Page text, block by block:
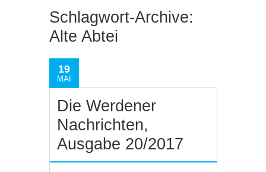
Schlagwort-Archive:
Alte Abtei
19
MAI
Die Werdener
Nachrichten,
Ausgabe 20/2017